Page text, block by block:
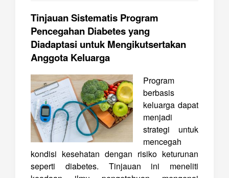
Tinjauan Sistematis Program
Pencegahan Diabetes yang
Diadaptasi untuk Mengikutsertakan
Anggota Keluarga
Program
berbasis
keluarga dapat
menjadi
strategi untuk
mencegah
kondisi kesehatan dengan risiko keturunan
seperti diabetes. Tinjauan ini meneliti